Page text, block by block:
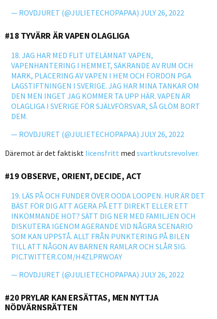
— ROVDJURET (@JULIETECHOPAPAA) JULY 26, 2022
#18 TYVÄRR ÄR VAPEN OLAGLIGA
18. JAG HAR MED FLIT UTELÄMNAT VAPEN,
VAPENHANTERING I HEMMET, SÄKRANDE AV RUM OCH
MARK, PLACERING AV VAPEN I HEM OCH FORDON PGA
LAGSTIFTNINGEN I SVERIGE. JAG HAR MINA TANKAR OM
DEN MEN INGET JAG KOMMER TA UPP HÄR. VAPEN ÄR
OLAGLIGA I SVERIGE FÖR SJÄLVFÖRSVAR, SÅ GLÖM BORT
DEM.
— ROVDJURET (@JULIETECHOPAPAA) JULY 26, 2022
Däremot är det faktiskt licensfritt med svartkrutsrevolver.
#19 OBSERVE, ORIENT, DECIDE, ACT
19. LÄS PÅ OCH FUNDER ÖVER OODA LOOPEN. HUR ÄR DET
BÄST FÖR DIG ATT AGERA PÅ ETT DIREKT ELLER ETT
INKOMMANDE HOT? SÄTT DIG NER MED FAMILJEN OCH
DISKUTERA IGENOM AGERANDE VID NÅGRA SCENARIO
SOM KAN UPPSTÅ. ALLT FRÅN PUNKTERING PÅ BILEN
TILL ATT NÅGON AV BARNEN RAMLAR OCH SLÅR SIG.
PIC.TWITTER.COM/H4ZLPRWOAY
— ROVDJURET (@JULIETECHOPAPAA) JULY 26, 2022
#20 PRYLAR KAN ERSÄTTAS, MEN NYTTJA
NÖDVÄRNSRÄTTEN